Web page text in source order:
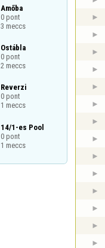
Amőba
0 pont
3 meccs
Ostábla
0 pont
2 meccs
Reverzi
0 pont
1 meccs
14/1-es Pool
0 pont
1 meccs